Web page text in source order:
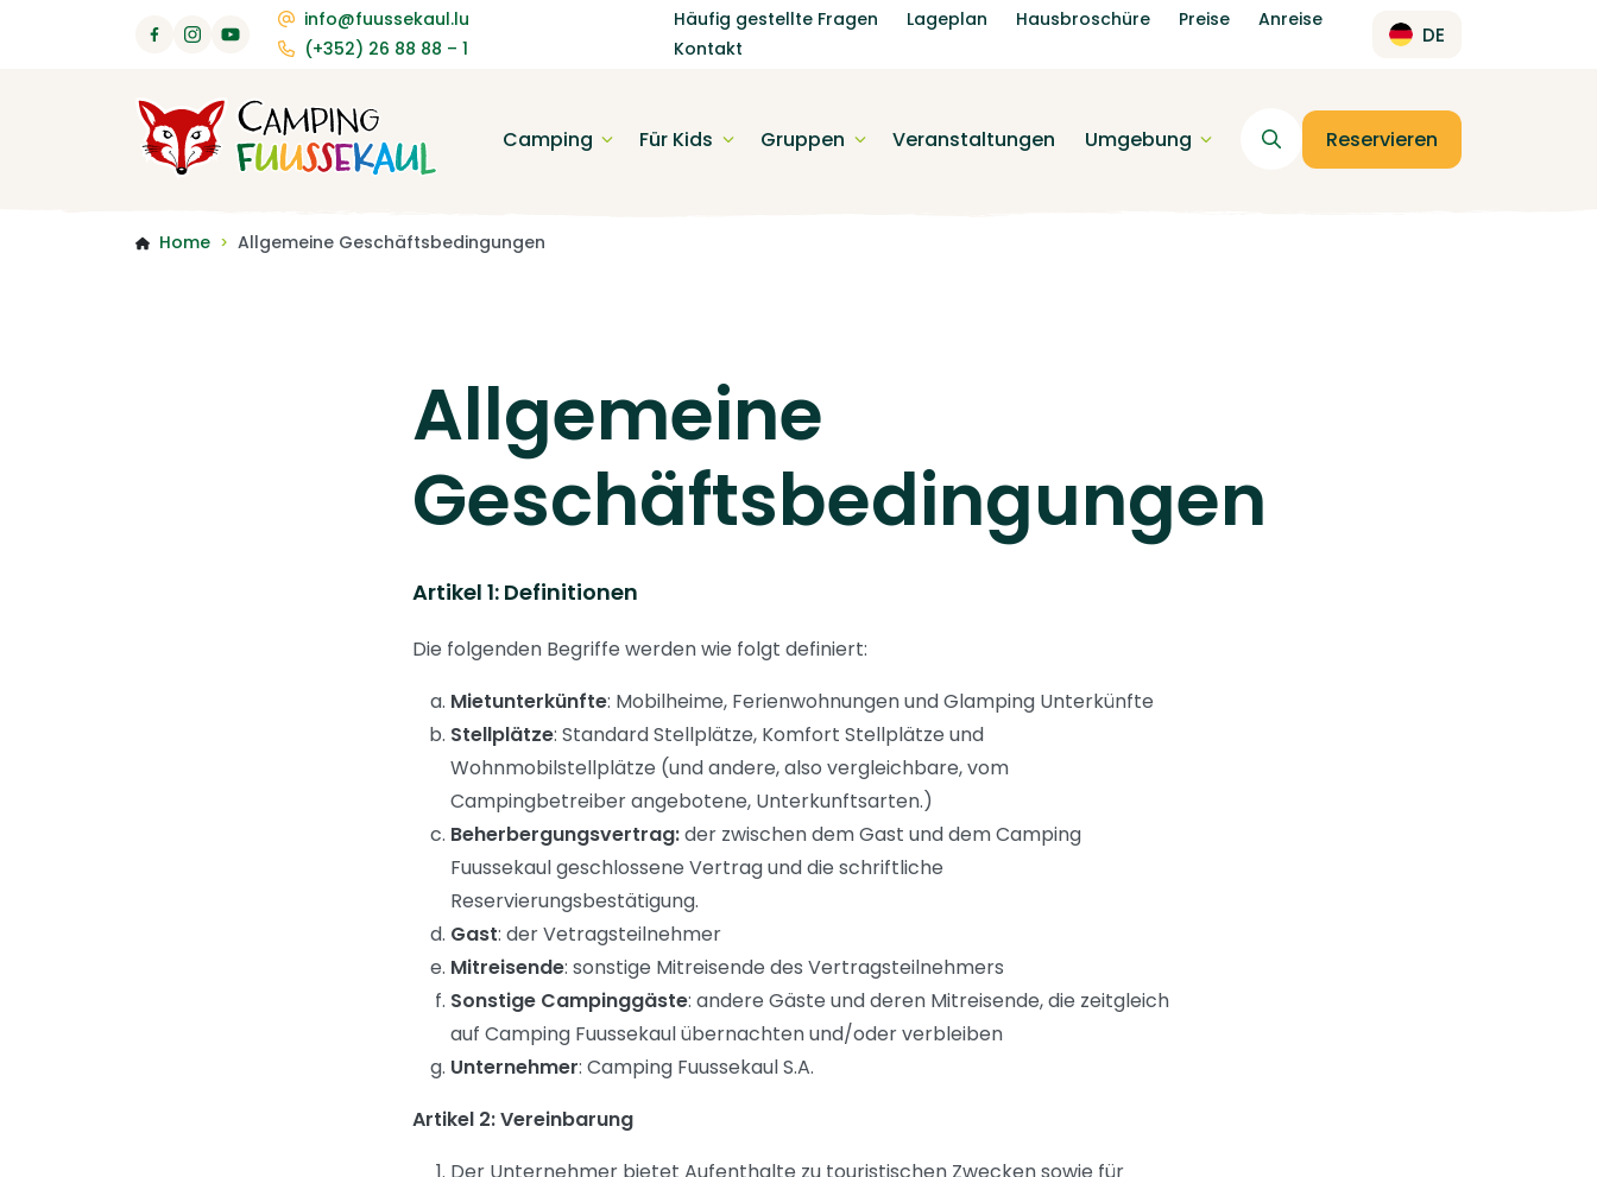
info@fuussekaul.lu
(+352) 26 88 88 – 1
Häufig gestellte Fragen Lageplan Hausbroschüre Preise
Anreise
Kontakt
DE
Camping Für Kids Gruppen Veranstaltungen Umgebung Reservieren
Home > Allgemeine Geschäftsbedingungen
Allgemeine
Geschäftsbedingungen
Artikel 1: Definitionen
Die folgenden Begriffe werden wie folgt definiert:
Mietunterkünfte: Mobilheime, Ferienwohnungen und Glamping Unterkünfte
Stellplätze: Standard Stellplätze, Komfort Stellplätze und
Wohnmobilstellplätze (und andere, also vergleichbare, vom
Campingbetreiber angebotene, Unterkunftsarten.)
Beherbergungsvertrag:der zwischen dem Gast und dem Camping
Fuussekaul geschlossene Vertrag und die schriftliche
Reservierungsbestätigung.
Gast: der Vetragsteilnehmer
Mitreisende: sonstige Mitreisende des Vertragsteilnehmers
Sonstige Campinggäste: andere Gäste und deren Mitreisende, die zeitgleich
auf Camping Fuussekaul übernachten und/oder verbleiben
Unternehmer: Camping Fuussekaul S.A.
Artikel 2: Vereinbarung